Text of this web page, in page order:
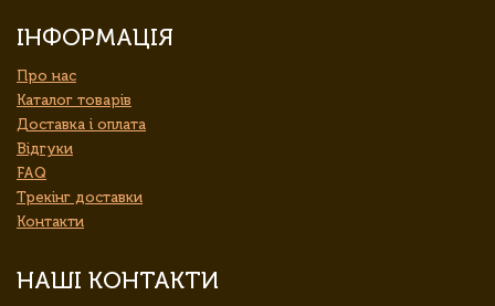
ІНФОРМАЦІЯ
Про нас
Каталог товарів
Доставка і оплата
Відгуки
FAQ
Трекінг доставки
Контакти
НАШІ КОНТАКТИ